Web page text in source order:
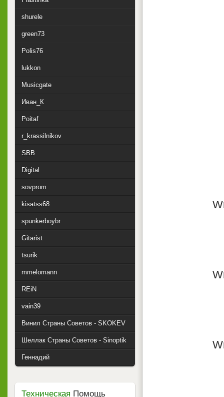
shurele
green73
Polis76
lukkon
Musicgate
Иван_К
Poitaf
r_krassilnikov
SBB
Digital
sovprom
kisatss68
spunkerboybr
Gitarist
tsurik
mmelomann
REiN
vain39
Винил Страны Советов - SKOKEV
Шеллак Страны Советов - Sinoptik
Геннадий
Техническая Помощь